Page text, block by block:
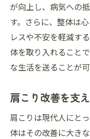
が向上し、病気への
す。さらに、整体は
レスや不安を軽減す
体を取り入れること
な生活を送ることが可
肩こり改善を支
肩こりは現代人にと
体はその改善に大き